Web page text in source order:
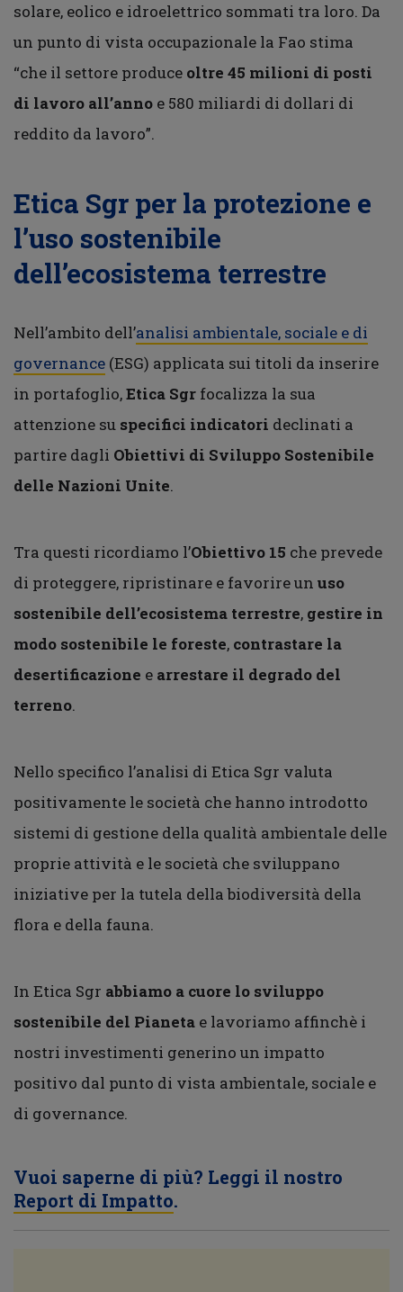
solare, eolico e idroelettrico sommati tra loro. Da
un punto di vista occupazionale la Fao stima
“che il settore produce oltre 45 milioni di posti
di lavoro all’anno e 580 miliardi di dollari di
reddito da lavoro”.
Etica Sgr per la protezione e
l’uso sostenibile
dell’ecosistema terrestre
Nell’ambito dell’analisi ambientale, sociale e di
governance (ESG) applicata sui titoli da inserire
in portafoglio,Etica Sgr focalizza la sua
attenzione su specifici indicatori declinati a
partire dagli Obiettivi di Sviluppo Sostenibile
delle Nazioni Unite.
Tra questi ricordiamo l’Obiettivo 15 che prevede
di proteggere, ripristinare e favorire un uso
sostenibile dell’ecosistema terrestre, gestire in
modo sostenibile le foreste, contrastare la
desertificazione e arrestare il degrado del
terreno.
Nello specifico l’analisi di Etica Sgr valuta
positivamente le società che hanno introdotto
sistemi di gestione della qualità ambientale delle
proprie attività e le società che sviluppano
iniziative per la tutela della biodiversità della
flora e della fauna.
In Etica Sgr abbiamo a cuore lo sviluppo
sostenibile del Pianeta e lavoriamo affinchè i
nostri investimenti generino un impatto
positivo dal punto di vista ambientale, sociale e
di governance.
Vuoi saperne di più? Leggi il nostro
Report di Impatto.